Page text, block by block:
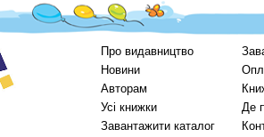
Про видавництво
Новини
Авторам
Усі книжки
Завантажити каталог
Де